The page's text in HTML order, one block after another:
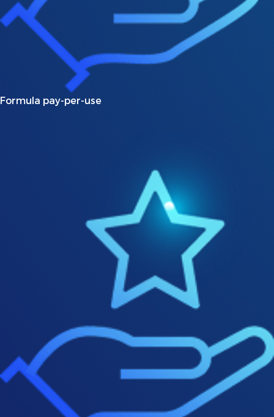
Formula pay-per-use